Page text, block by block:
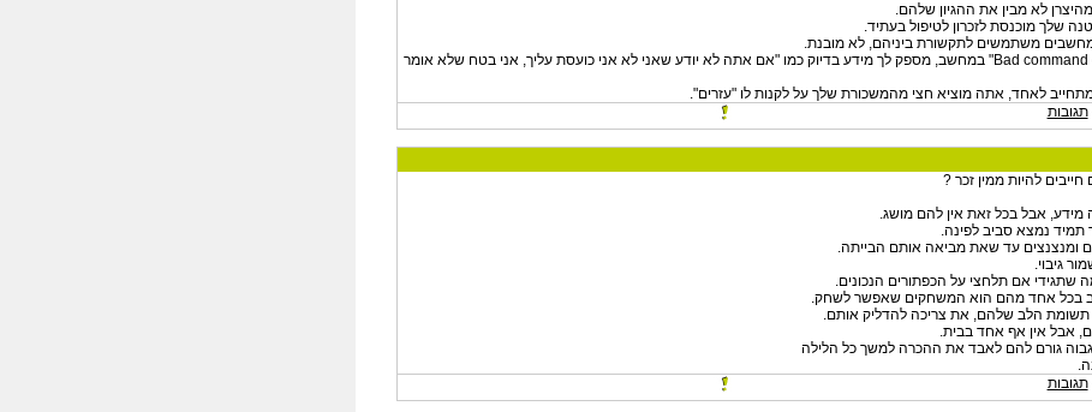
לא מבין את ההגיון שלהם.
שלך מוכנסת לזכרון לטיפול בעתיד.
משתמשים לתקשורת ביניהם, לא מובנת.
- "Bad command or filename" במחשב, מספק לך מידע בדיוק כמו "אם אתה לא יודע שאני לא אני כועסת עליך, אני בטח שלא אומר
לאחד, אתה מוציא חצי מהמשכורת שלך על לקנות לו "עזרים".
תגובות
להיות ממין זכר ?
אבל בכל זאת אין להם מושג.
תמיד נמצא סביב לפינה.
ומנצנצים עד שאת מביאה אותם הבייתה.
גיבוי.
שתגידי אם תלחצי על הכפתורים הנכונים.
בכל אחד מהם הוא המשחקים שאפשר לשחק.
תשומת הלב שלהם, את צריכה להדליק אותם.
אבל אין אף אחד בבית.
גורם להם לאבד את ההכרה למשך כל הלילה
תגובות